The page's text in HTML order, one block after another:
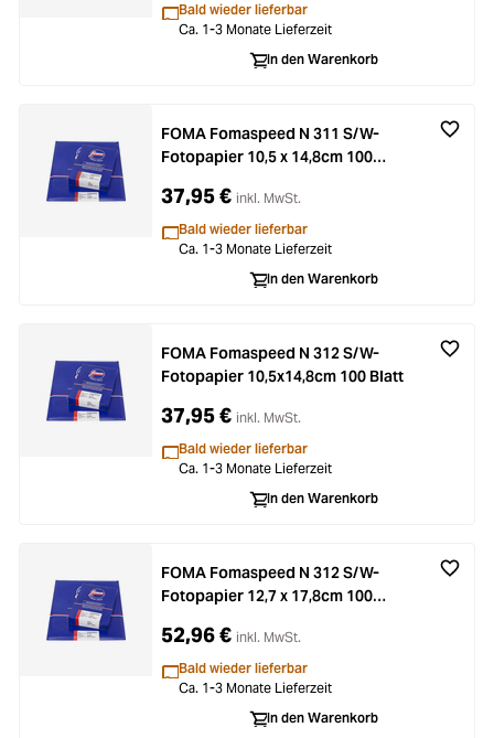
Bald wieder lieferbar
Ca. 1-3 Monate Lieferzeit
In den Warenkorb
FOMA Fomaspeed N 311 S/W-
Fotopapier 10,5 x 14,8cm 100
37,95 € inkl. MwSt.
Bald wieder lieferbar
Ca. 1-3 Monate Lieferzeit
In den Warenkorb
FOMA Fomaspeed N 312 S/W-
Fotopapier 10,5x14,8cm 100 Blatt
37,95 € inkl. MwSt.
Bald wieder lieferbar
Ca. 1-3 Monate Lieferzeit
In den Warenkorb
FOMA Fomaspeed N 312 S/W-
Fotopapier 12,7 x 17,8cm 100
52,96 € inkl. MwSt.
Bald wieder lieferbar
Ca. 1-3 Monate Lieferzeit
In den Warenkorb